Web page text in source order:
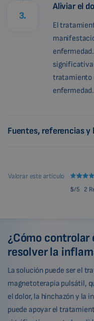
3.
Aliviar el
El
tratamiento
enfermedad.
Fuentes, referencias y
Valorar este artículo
5/5 2
¿Cómo controlar
resolver la
La solución puede ser el
magnetoterapia pulsátil,
el dolor, la hinchazón y la
puede apoyar el